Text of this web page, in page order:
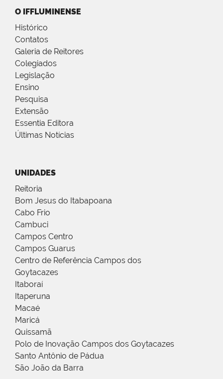
O IFFLUMINENSE
Histórico
Contatos
Galeria de Reitores
Colegiados
Legislação
Ensino
Pesquisa
Extensão
Essentia Editora
Últimas Notícias
UNIDADES
Reitoria
Bom Jesus do Itabapoana
Cabo Frio
Cambuci
Campos Centro
Campos Guarus
Centro de Referência Campos dos
Goytacazes
Itaboraí
Itaperuna
Macaé
Maricá
Quissamã
Polo de Inovação Campos dos Goytacazes
Santo Antônio de Pádua
São João da Barra